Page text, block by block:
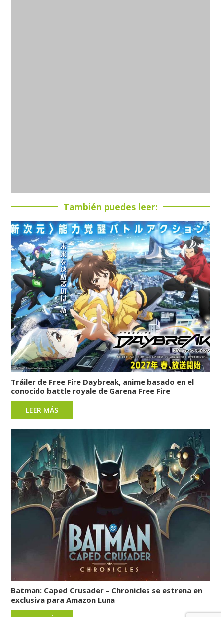
También puedes leer:
Tráiler de Free Fire Daybreak, anime basado en el
conocido battle royale de Garena Free Fire
LEER MÁS
Batman: Caped Crusader – Chronicles se estrena en
exclusiva para Amazon Luna